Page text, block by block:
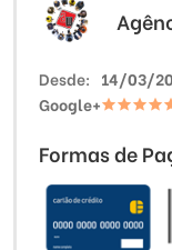
Desde 14/03/
Google+
Formas de